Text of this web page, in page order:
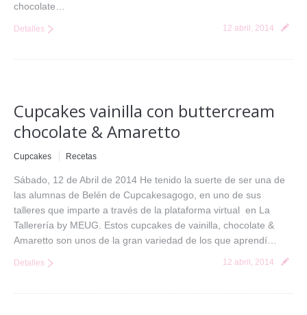
chocolate…
12 abril, 2014
Detalles
Cupcakes vainilla con buttercream
chocolate & Amaretto
Cupcakes Recetas
Sábado, 12 de Abril de 2014 He tenido la suerte de ser una de
las alumnas de Belén de Cupcakesagogo, en uno de sus
talleres que imparte a través de la plataforma virtual en La
Tallerería by MEUG. Estos cupcakes de vainilla, chocolate &
Amaretto son unos de la gran variedad de los que aprendí…
12 abril, 2014
Detalles